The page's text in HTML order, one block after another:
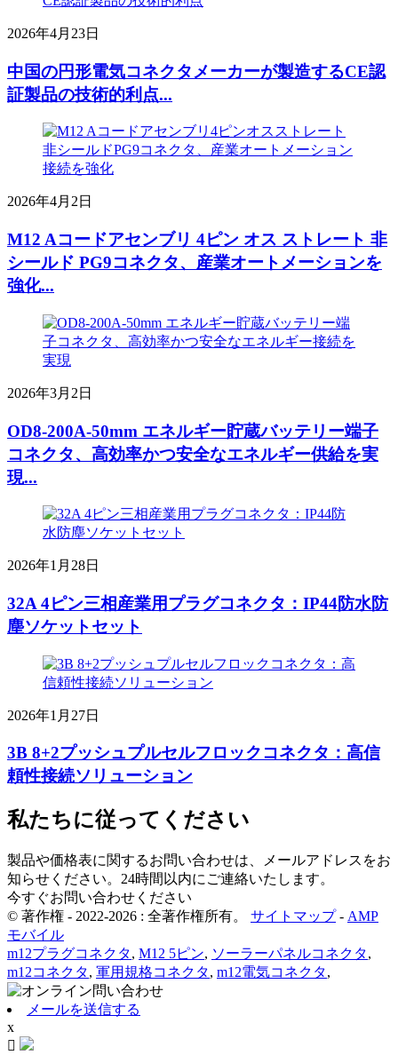
2026年4月23日
中国の円形電気コネクタメーカーが製造するCE認
証製品の技術的利点...
2026年4月2日
M12 Aコードアセンブリ 4ピン オス ストレート 非
シールド PG9コネクタ、産業オートメーションを
強化...
2026年3月2日
OD8-200A-50mm エネルギー貯蔵バッテリー端子
コネクタ、高効率かつ安全なエネルギー供給を実
現...
2026年1月28日
32A 4ピン三相産業用プラグコネクタ：IP44防水防
塵ソケットセット
2026年1月27日
3B 8+2プッシュプルセルフロックコネクタ：高信
頼性接続ソリューション
私たちに従ってください
製品や価格表に関するお問い合わせは、メールアドレスをお
知らせください。24時間以内にご連絡いたします。
今すぐお問い合わせください
© 著作権 - 2022-2026 : 全著作権所有。
サイトマップ- AMP
モバイル
m12プラグコネクタ, M12 5ピン, ソーラーパネルコネクタ,
m12コネクタ, 軍用規格コネクタ, m12電気コネクタ,
メールを送信する
x
